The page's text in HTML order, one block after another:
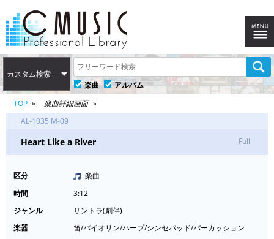
カスタム検索
楽曲
アルバム
TOP
楽曲詳細画面
AL-1035 M-09
Heart Like a River Full
区分
楽曲
時間
3:12
ジャンル
サントラ(劇伴)
楽器
笛/バイオリン/ハープ/シンセパッド/パーカッション